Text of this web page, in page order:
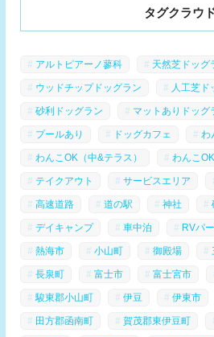
タグクラウ
アルトピアーノ蓼科 天然芝ドッグ
ウッドチップドッグラン 人工芝ド
砂利ドッグラン マットありドッグ
プールあり ドッグカフェ わ
わんこOK（中&テラス） わんこ
テイクアウト サービスエリア
高速道路 道の駅 神社
デイキャンプ 車中泊 RVパ
熱海市 小山町 御殿場
長泉町 富士市 富士宮市
駿東郡小山町 伊豆 伊東市
田方郡函南町 賀茂郡東伊豆町